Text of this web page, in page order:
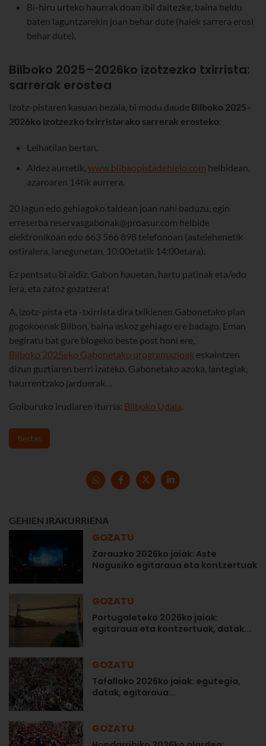
Bi-hiru urteko haurrak doan ibil daitezke, baina heldu
baten laguntzarekin joan behar dute (haiek sarrera erosi
behar dute).
Bilboko 2025–2026ko izotzezko txirrista:
sarrerak erostea
Izotz-pistaren kasuan bezala, bi modu daude Bilboko 2025–
2026ko izotzezko txirristarako sarrerak erosteko:
Leihatilan bertan.
Aldez aurretik, www.bilbaopistadehielo.com helbidean,
azaroaren 14tik aurrera.
20 lagun edo gehiagoko taldean joan nahi baduzu, egin
erreserba reservasgabonak@proasur.com helbide
elektronikoan edo 663 566 898 telefonoan (astelehenetik
ostiralera, lanegunetan, 10:00etatik 14:00etara).
Ez pentsatu bi aldiz. Gabon hauetan, hartu patinak eta/edo
lera, eta zatoz gozatzera!
A, izotz-pista eta -txirrista dira txikienen Gabonetako plan
gogokoenak Bilbon, baina askoz gehiago ere badago. Eman
begiratu bat gure blogeko beste post honi ere,
Bilboko 2025eko Gabonetako programazioak eskaintzen
dizun guztiaren berri izateko. Gabonetako azoka, lantegiak,
haurrentzako jarduerak…
Goiburuko irudiaren iturria: Bilboko Udala.
fiestas
GEHIEN IRAKURRIENA
GOZATU
Zarauzko 2026ko jaiak: Aste
Nagusiko egitaraua eta kontzertuak
GOZATU
Portugaleteko 2026ko jaiak:
egitaraua eta kontzertuak, datak...
GOZATU
Tafallako 2026ko jaiak: egutegia,
datak, egitaraua...
GOZATU